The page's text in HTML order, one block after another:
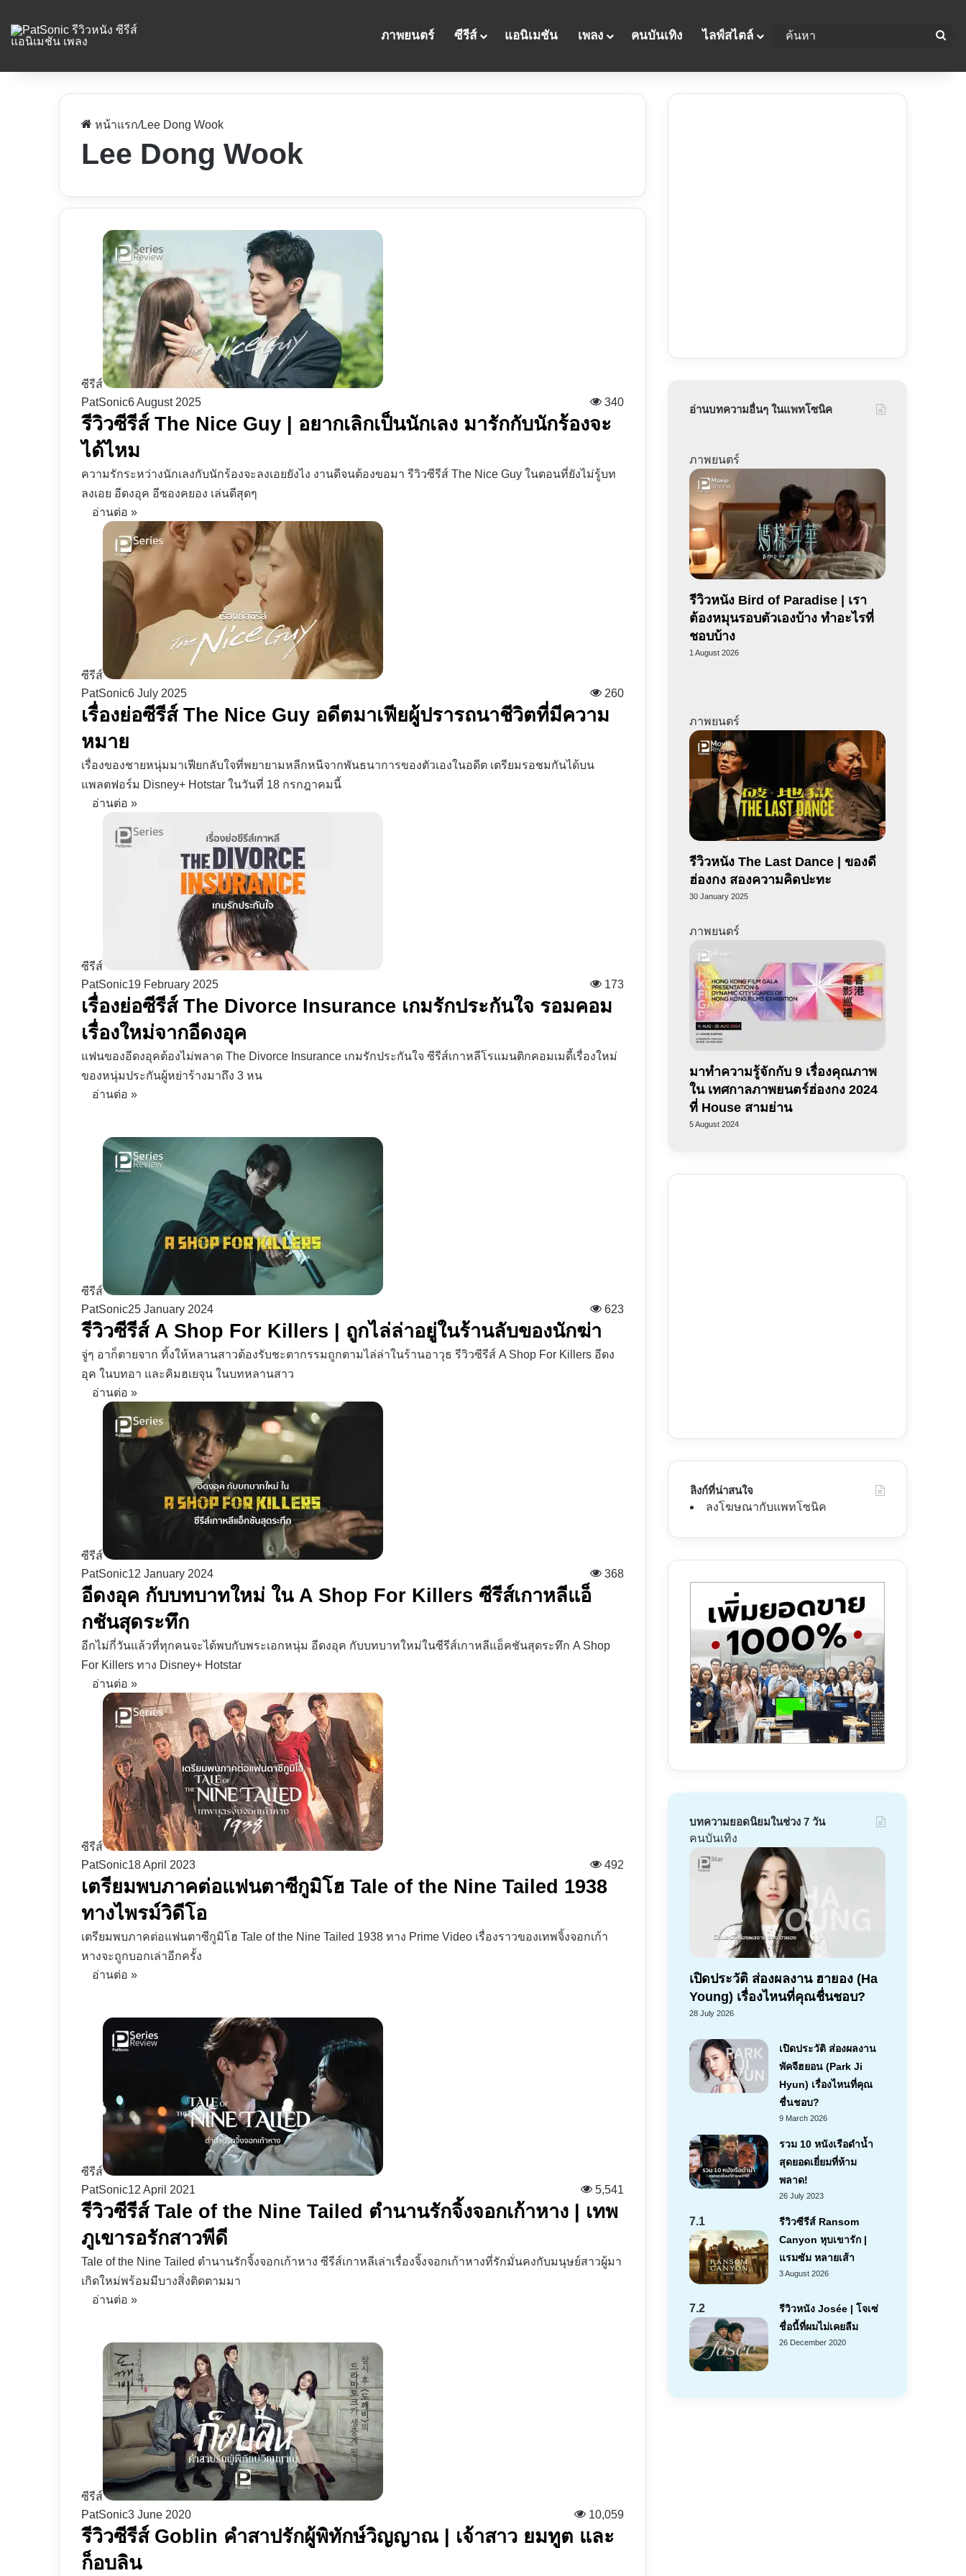
ภาพยนตร์ ซีรีส์ แอนิเมชัน เพลง คนบันเทิง ไลฟ์สไตล์
หน้าแรก/Lee Dong Wook
Lee Dong Wook
ซีรีส์
PatSonic6 August 2025 340
รีวิวซีรีส์ The Nice Guy | อยากเลิกเป็นนักเลง มารักกับนักร้องจะ
ได้ไหม
ความรักระหว่างนักเลงกับนักร้องจะลงเอยยังไง งานดีจนต้องขอมา รีวิวซีรีส์ The Nice Guy ในตอนที่ยังไม่รู้บท
ลงเอย อีดงอุค อีซองคยอง เล่นดีสุดๆ
อ่านต่อ »
ซีรีส์
PatSonic6 July 2025 260
เรื่องย่อซีรีส์ The Nice Guy อดีตมาเฟียผู้ปรารถนาชีวิตที่มีความ
หมาย
เรื่องของชายหนุ่มมาเฟียกลับใจที่พยายามหลีกหนีจากพันธนาการของตัวเองในอดีต เตรียมรอชมกันได้บน
แพลตฟอร์ม Disney+ Hotstar ในวันที่ 18 กรกฎาคมนี้
อ่านต่อ »
ซีรีส์
PatSonic19 February 2025 173
เรื่องย่อซีรีส์ The Divorce Insurance เกมรักประกันใจ รอมคอม
เรื่องใหม่จากอีดงอุค
แฟนของอีดงอุคต้องไม่พลาด The Divorce Insurance เกมรักประกันใจ ซีรีส์เกาหลีโรแมนติกคอมเมดี้เรื่องใหม่
ของหนุ่มประกันผู้หย่าร้างมาถึง 3 หน
อ่านต่อ »
ซีรีส์
PatSonic25 January 2024 623
รีวิวซีรีส์ A Shop For Killers | ถูกไล่ล่าอยู่ในร้านลับของนักฆ่า
จู่ๆ อาก็ตายจาก ทิ้งให้หลานสาวต้องรับชะตากรรมถูกตามไล่ล่าในร้านอาวุธ รีวิวซีรีส์ A Shop For Killers อีดง
อุค ในบทอา และคิมฮเยจุน ในบทหลานสาว
อ่านต่อ »
ซีรีส์
PatSonic12 January 2024 368
อีดงอุค กับบทบาทใหม่ ใน A Shop For Killers ซีรีส์เกาหลีแอ็
กชันสุดระทึก
อีกไม่กี่วันแล้วที่ทุกคนจะได้พบกับพระเอกหนุ่ม อีดงอุค กับบทบาทใหม่ในซีรีส์เกาหลีแอ็คชันสุดระทึก A Shop
For Killers ทาง Disney+ Hotstar
อ่านต่อ »
ซีรีส์
PatSonic18 April 2023 492
เตรียมพบภาคต่อแฟนตาซีกูมิโฮ Tale of the Nine Tailed 1938
ทางไพรม์วิดีโอ
เตรียมพบภาคต่อแฟนตาซีกูมิโฮ Tale of the Nine Tailed 1938 ทาง Prime Video เรื่องราวของเทพจิ้งจอกเก้า
หางจะถูกบอกเล่าอีกครั้ง
อ่านต่อ »
ซีรีส์
PatSonic12 April 2021 5,541
รีวิวซีรีส์ Tale of the Nine Tailed ตำนานรักจิ้งจอกเก้าหาง | เทพ
ภูเขารอรักสาวพีดี
Tale of the Nine Tailed ตำนานรักจิ้งจอกเก้าหาง ซีรีส์เกาหลีเล่าเรื่องจิ้งจอกเก้าหางที่รักมั่นคงกับมนุษย์สาวผู้มา
เกิดใหม่พร้อมมีบางสิ่งติดตามมา
อ่านต่อ »
ซีรีส์
PatSonic3 June 2020 10,059
รีวิวซีรีส์ Goblin คำสาปรักผู้พิทักษ์วิญญาณ | เจ้าสาว ยมทูต และ
ก็อบลิน
อ่านบทความอื่นๆ ในแพทโซนิค
ภาพยนตร์
รีวิวหนัง Bird of Paradise | เรา
ต้องหมุนรอบตัวเองบ้าง ทำอะไรที่
ชอบบ้าง
1 August 2026
ภาพยนตร์
รีวิวหนัง The Last Dance | ของดี
ฮ่องกง สองความคิดปะทะ
30 January 2025
ภาพยนตร์
มาทำความรู้จักกับ 9 เรื่องคุณภาพ
ใน เทศกาลภาพยนตร์ฮ่องกง 2024
ที่ House สามย่าน
5 August 2024
ลิงก์ที่น่าสนใจ
ลงโฆษณากับแพทโซนิค
บทความยอดนิยมในช่วง 7 วัน
คนบันเทิง
เปิดประวัติ ส่องผลงาน ฮายอง (Ha
Young) เรื่องไหนที่คุณชื่นชอบ?
28 July 2026
เปิดประวัติ ส่องผลงาน
พัคจีฮยอน (Park Ji
Hyun) เรื่องไหนที่คุณ
ชื่นชอบ?
9 March 2026
รวม 10 หนังเรือดำน้ำ
สุดยอดเยี่ยมที่ห้าม
พลาด!
26 July 2023
7.1
รีวิวซีรีส์ Ransom
Canyon หุบเขารัก |
แรมซัม หลายเส้า
3 August 2026
7.2
รีวิวหนัง Josée | โจเซ่
ชื่อนี้ที่ผมไม่เคยลืม
26 December 2020